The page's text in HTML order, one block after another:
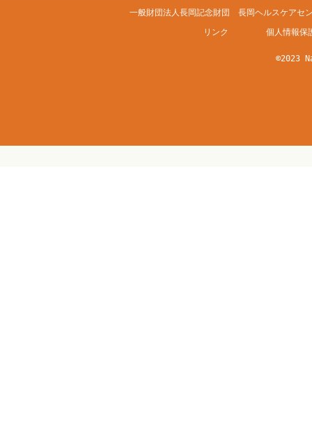
一般財団法人長岡記念財団 長岡ヘルスケア
リンク
個人情報保
©2023